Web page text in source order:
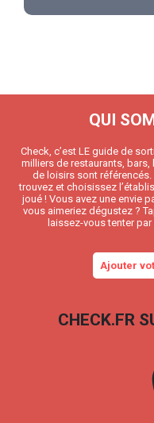
QUI
Check, c’est LE guide de
milliers de restaurants,
de loisirs sont
trouvez et choisissez
joué ! Vous avez une envie
vous aimeriez dégustez ?
laissez-vous tenter
Ajouter
CHECK.FR